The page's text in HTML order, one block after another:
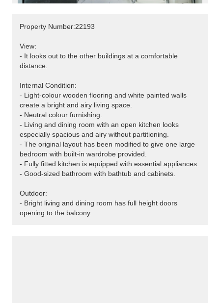
Property Number:22193
View:
- It looks out to the other buildings at a comfortable
distance.
Internal Condition:
- Light-colour wooden flooring and white painted walls
create a bright and airy living space.
- Neutral colour furnishing.
- Living and dining room with an open kitchen looks
especially spacious and airy without partitioning.
- The original layout has been modified to give one large
bedroom with built-in wardrobe provided.
- Fully fitted kitchen is equipped with essential appliances.
- Good-sized bathroom with bathtub and cabinets.
Outdoor:
- Bright living and dining room has full height doors
opening to the balcony.